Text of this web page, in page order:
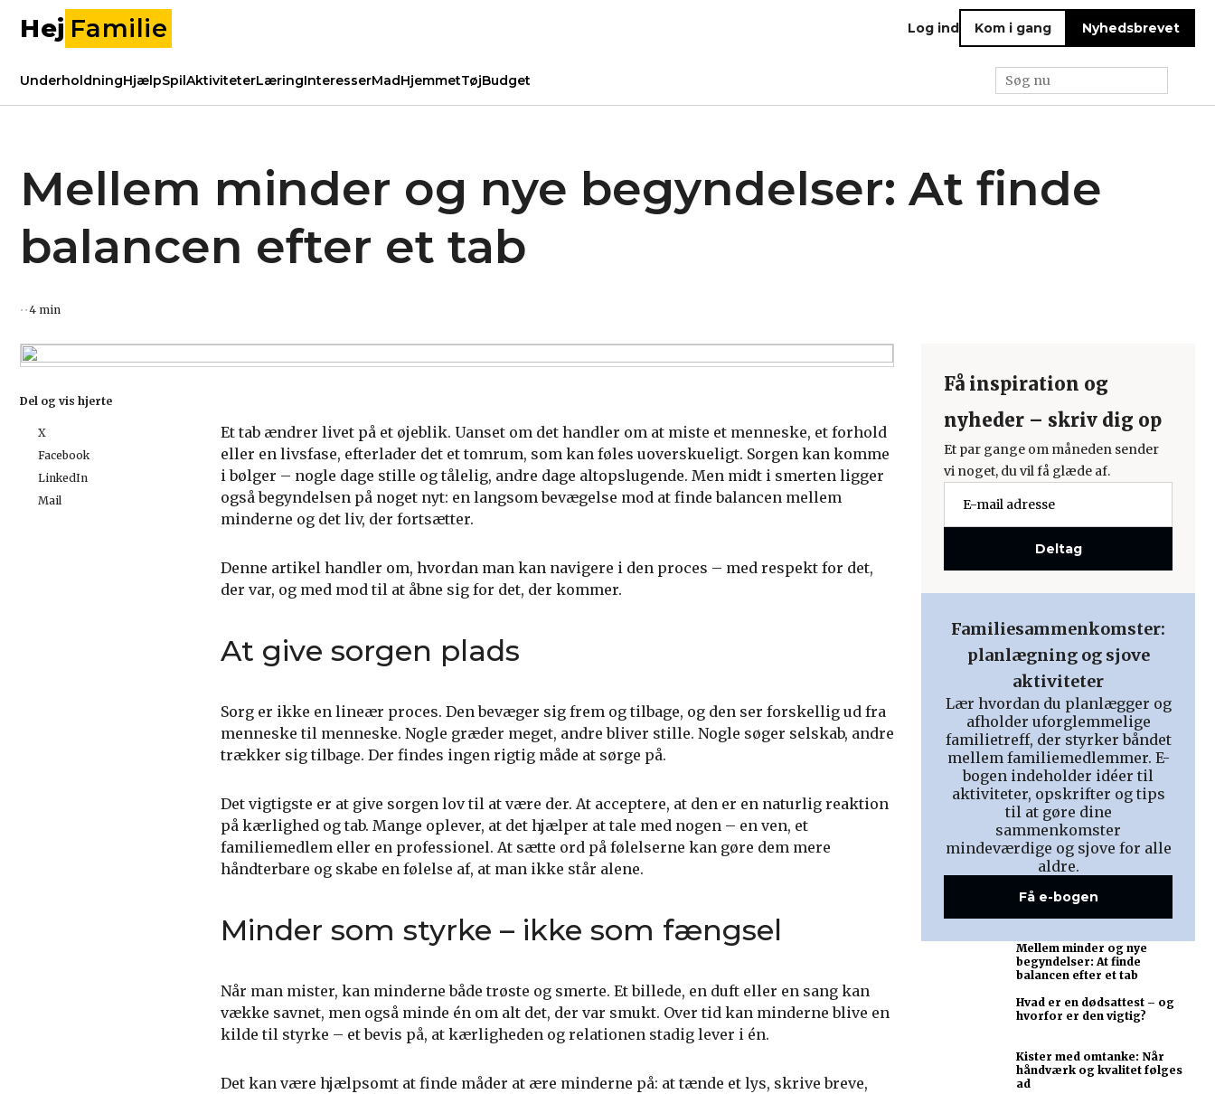
Hej Familie Log ind Kom i gang Nyhedsbrevet
UnderholdningHjælpSpilAktiviteterLæringInteresserMadHjemmetTøjBudget
Mellem minder og nye begyndelser: At finde
balancen efter et tab
4 min
Et tab ændrer livet på et øjeblik. Uanset om det handler om at miste et menneske, et forhold
eller en livsfase, efterlader det et tomrum, som kan føles uoverskueligt. Sorgen kan komme
i bølger – nogle dage stille og tålelig, andre dage altopslugende. Men midt i smerten ligger
også begyndelsen på noget nyt: en langsom bevægelse mod at finde balancen mellem
minderne og det liv, der fortsætter.
Denne artikel handler om, hvordan man kan navigere i den proces – med respekt for det,
der var, og med mod til at åbne sig for det, der kommer.
At give sorgen plads
Sorg er ikke en lineær proces. Den bevæger sig frem og tilbage, og den ser forskellig ud fra
menneske til menneske. Nogle græder meget, andre bliver stille. Nogle søger selskab, andre
trækker sig tilbage. Der findes ingen rigtig måde at sørge på.
Det vigtigste er at give sorgen lov til at være der. At acceptere, at den er en naturlig reaktion
på kærlighed og tab. Mange oplever, at det hjælper at tale med nogen – en ven, et
familiemedlem eller en professionel. At sætte ord på følelserne kan gøre dem mere
håndterbare og skabe en følelse af, at man ikke står alene.
Minder som styrke – ikke som fængsel
Når man mister, kan minderne både trøste og smerte. Et billede, en duft eller en sang kan
vække savnet, men også minde én om alt det, der var smukt. Over tid kan minderne blive en
kilde til styrke – et bevis på, at kærligheden og relationen stadig lever i én.
Det kan være hjælpsomt at finde måder at ære minderne på: at tænde et lys, skrive breve,
Del og vis hjerte
X
Facebook
LinkedIn
Mail
Få inspiration og
nyheder – skriv dig op
Et par gange om måneden sender
vi noget, du vil få glæde af.
Deltag
Familiesammenkomster:
planlægning og sjove
aktiviteter
Lær hvordan du planlægger og
afholder uforglemmelige
familietreff, der styrker båndet
mellem familiemedlemmer. E-
bogen indeholder idéer til
aktiviteter, opskrifter og tips
til at gøre dine
sammenkomster
mindeværdige og sjove for alle
aldre.
Få e-bogen
Mellem minder og nye
begyndelser: At finde
balancen efter et tab
Hvad er en dødsattest – og
hvorfor er den vigtig?
Kister med omtanke: Når
håndværk og kvalitet følges
ad